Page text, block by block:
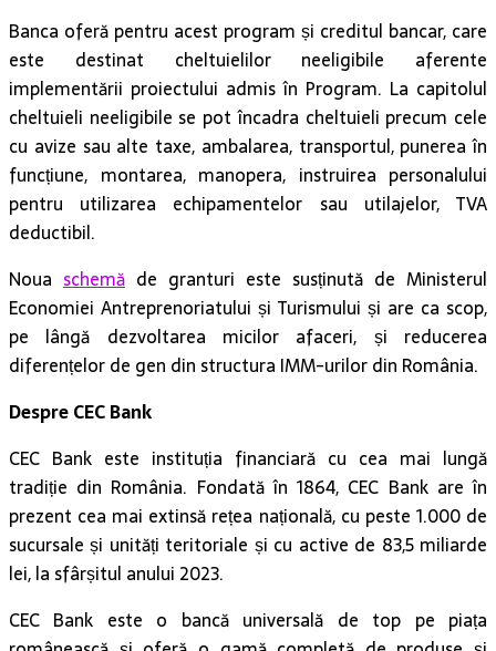
Banca oferă pentru acest program și creditul bancar, care
este destinat cheltuielilor neeligibile aferente
implementării proiectului admis în Program. La capitolul
cheltuieli neeligibile se pot încadra cheltuieli precum cele
cu avize sau alte taxe, ambalarea, transportul, punerea în
funcțiune, montarea, manopera, instruirea personalului
pentru utilizarea echipamentelor sau utilajelor, TVA
deductibil.
Noua schemă de granturi este susținută de Ministerul
Economiei Antreprenoriatului și Turismului și are ca scop,
pe lângă dezvoltarea micilor afaceri, și reducerea
diferențelor de gen din structura IMM-urilor din România.
Despre CEC Bank
CEC Bank este instituția financiară cu cea mai lungă
tradiție din România. Fondată în 1864, CEC Bank are în
prezent cea mai extinsă rețea națională, cu peste 1.000 de
sucursale și unități teritoriale și cu active de 83,5 miliarde
lei, la sfârșitul anului 2023.
CEC Bank este o bancă universală de top pe piața